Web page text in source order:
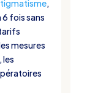
,
fois sans
mesures
les